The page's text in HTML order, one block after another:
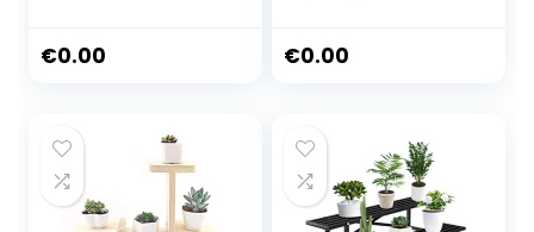
Ingemaakte Rack
Bonsai Decoratie
Display Plank
90CM
€0.00
Potted Rack
Indoor Balkon
Woonkamer
Indoor
€0.00